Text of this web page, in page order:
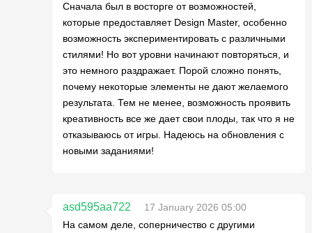
Сначала был в восторге от возможностей,
которые предоставляет Design Master, особенно
возможность экспериментировать с различными
стилями! Но вот уровни начинают повторяться, и
это немного раздражает. Порой сложно понять,
почему некоторые элементы не дают желаемого
результата. Тем не менее, возможность проявить
креативность все же дает свои плоды, так что я не
отказываюсь от игры. Надеюсь на обновления с
новыми заданиями!
asd595aa722
17 January 2026 05:00
На самом деле, соперничество с другими